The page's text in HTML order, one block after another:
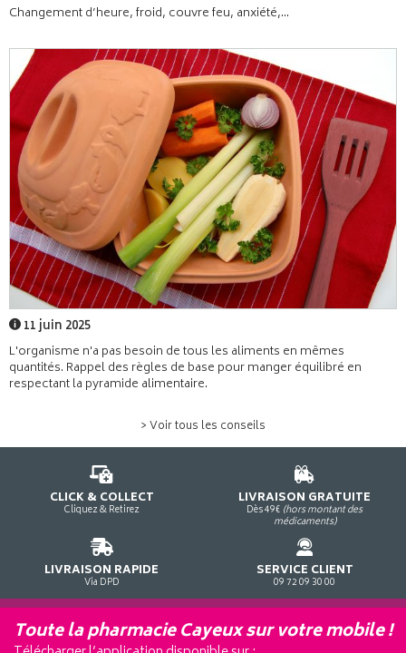
Changement d’heure, froid, couvre feu, anxiété,...
11 juin 2025
L'organisme n'a pas besoin de tous les aliments en mêmes
quantités. Rappel des règles de base pour manger équilibré en
respectant la pyramide alimentaire.
> Voir tous les conseils
CLICK & COLLECT
Cliquez & Retirez
LIVRAISON GRATUITE
Dès 49€ (hors montant des
médicaments)
LIVRAISON RAPIDE
Via DPD
SERVICE CLIENT
09 72 09 30 00
Toute la pharmacie Cayeux sur votre mobile !